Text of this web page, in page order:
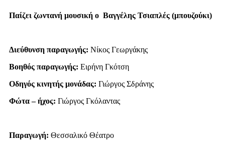
Παίζει ζωντανή μουσική ο Βαγγέλης Τσιαπλές (μπουζούκι)
Διεύθυνση παραγωγής: Νίκος Γεωργάκης
Βοηθός παραγωγής: Ειρήνη Γκότση
Οδηγός κινητής μονάδας: Γιώργος Σδράνης
Φώτα – ήχος: Γιώργος Γκόλαντας
Παραγωγή: Θεσσαλικό Θέατρο